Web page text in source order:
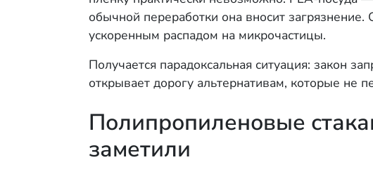
обычной переработки она вносит
ускоренным распадом на микрочастицы.
Получается парадоксальная ситуация: закон
открывает дорогу альтернативам, которые не
Полипропиленовые
заметили